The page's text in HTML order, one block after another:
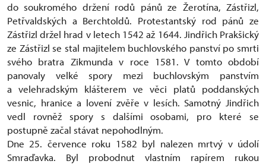
do soukromého držení rodů pánů ze Žerotína, Zástřizl,
Petřvaldských a Berchtoldů. Protestantský rod pánů ze
Zástřizl držel hrad v letech 1542 až 1644. Jindřich Prakšický
ze Zástřizl se stal majitelem buchlovského panství po smrti
svého bratra Zikmunda v roce 1581. V tomto období
panovaly velké spory mezi buchlovským panstvím
a velehradským klášterem ve věci platů poddanských
vesnic, hranice a lovení zvěře v lesích. Samotný Jindřich
vedl rovněž spory s dalšími osobami, pro které se
postupně začal stávat nepohodlným.
Dne 25. července roku 1582 byl nalezen mrtvý v údolí
Smraďavka. Byl probodnut vlastním rapírem rukou